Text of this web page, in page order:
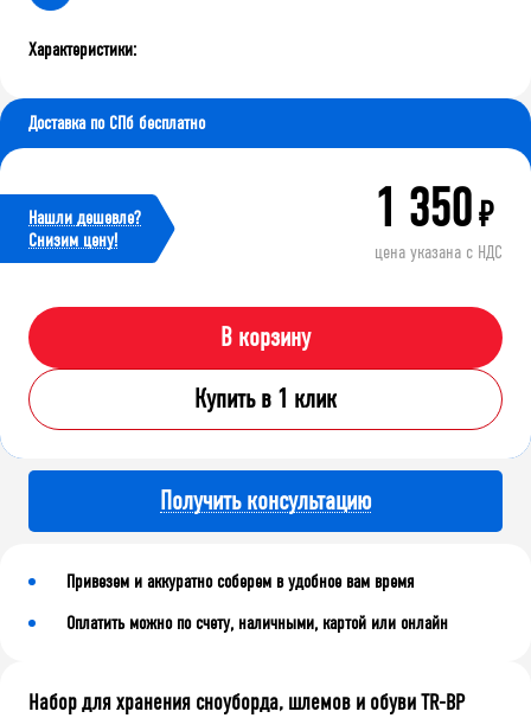
Характеристики:
Доставка по СПб бесплатно
Нашли дешевле?
Cнизим цену!
1 350₽
цена указана с НДС
В корзину
Купить в 1 клик
Получить консультацию
Привезем и аккуратно соберем в удобное вам время
Оплатить можно по счету, наличными, картой или онлайн
Набор для хранения сноуборда, шлемов и обуви TR-BP